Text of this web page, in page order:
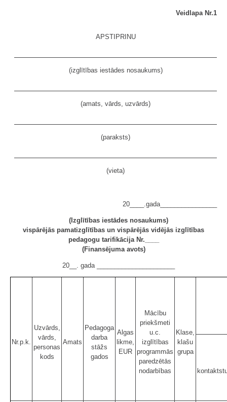
Veidlapa Nr.1
APSTIPRINU
(izglītības iestādes nosaukums)
(amats, vārds, uzvārds)
(paraksts)
(vieta)
20____.gada________________
(Izglītības iestādes nosaukums)
vispārējās pamatizglītības un vispārējās vidējās izglītības
pedagogu tarifikācija Nr.____
(Finansējuma avots)
20__. gada ______________________
Nr.p.k.
Uzvārds,
vārds,
personas
kods
Amats
Pedagoga
darba
stāžs
gados
Algas
likme,
EUR
Mācību
priekšmeti
u.c.
izglītības
programmās
paredzētās
nodarbības
Klase,
klašu
grupa